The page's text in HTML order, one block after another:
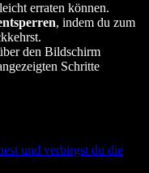
erraten können.
, indem du zum
den Bildschirm
Schritte
und verbirgst du die